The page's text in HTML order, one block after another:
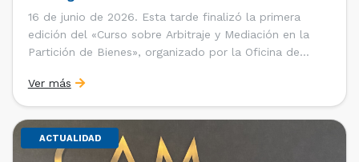
16 de junio de 2026. Esta tarde finalizó la primera
edición del «Curso sobre Arbitraje y Mediación en la
Partición de Bienes», organizado por la Oficina de
Arbitraje y Mediación (CAM) de la Cámara de Comercio
de Santiago (CCS). El curso contó con […]
Ver más
ACTUALIDAD